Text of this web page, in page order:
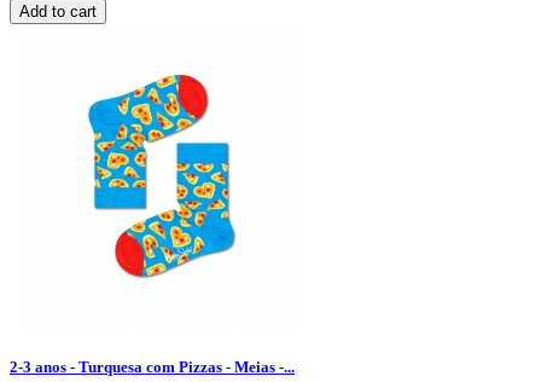
Add to cart
2-3 anos - Turquesa com Pizzas - Meias -...